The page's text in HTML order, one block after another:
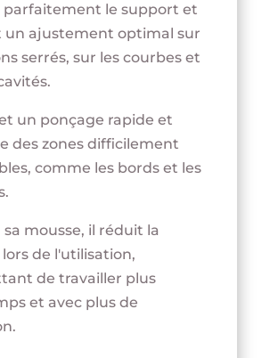
parfaitement le support et
un ajustement optimal sur
serrés, sur les courbes et
un ponçage rapide et
des zones difficilement
comme les bords et les
sa mousse, il réduit la
de l'utilisation,
de travailler plus
et avec plus de